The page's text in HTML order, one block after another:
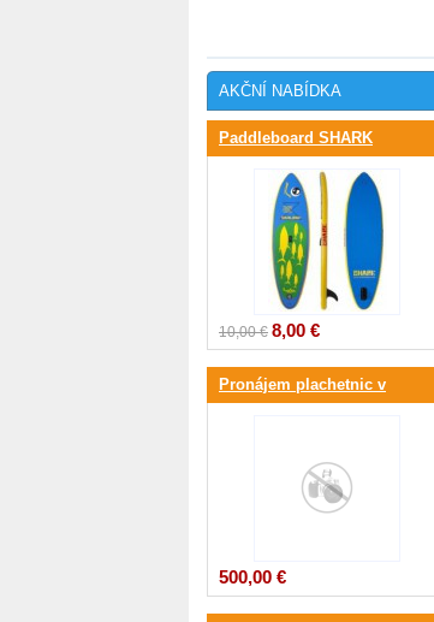
AKČNÍ NABÍDKA
Paddleboard SHARK
10,00 € 8,00 €
Pronájem plachetnic v
500,00 €